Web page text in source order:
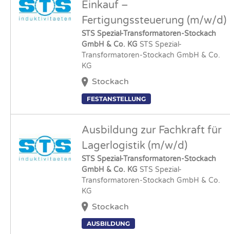
Einkauf –
Fertigungssteuerung (m/w/d)
STS Spezial-Transformatoren-Stockach
GmbH & Co. KG STS Spezial-
Transformatoren-Stockach GmbH & Co.
KG
Stockach
FESTANSTELLUNG
Ausbildung zur Fachkraft für
Lagerlogistik (m/w/d)
STS Spezial-Transformatoren-Stockach
GmbH & Co. KG STS Spezial-
Transformatoren-Stockach GmbH & Co.
KG
Stockach
AUSBILDUNG